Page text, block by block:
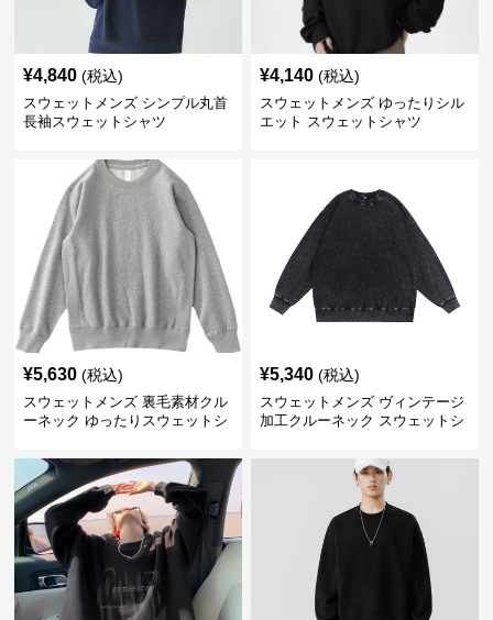
¥4,840 (税込)
スウェットメンズ シンプル丸首
長袖スウェットシャツ
¥4,140 (税込)
スウェットメンズ ゆったりシル
エット スウェットシャツ
¥5,630 (税込)
スウェットメンズ 裏毛素材クル
ーネック ゆったりスウェットシ
¥5,340 (税込)
スウェットメンズ ヴィンテージ
加工クルーネック スウェットシ